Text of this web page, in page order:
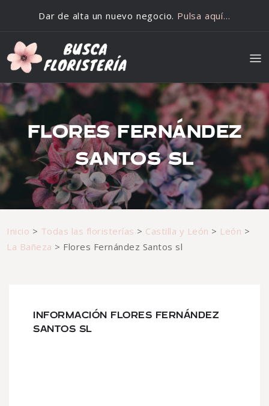
Dar de alta un nuevo negocio. Pulsa aquí…
FLORES FERNÁNDEZ
SANTOS SL
Inicio > Todas las floristerías > Castilla y León > León >
La Bañeza > Flores Fernández Santos sl
INFORMACIÓN FLORES FERNÁNDEZ
SANTOS SL